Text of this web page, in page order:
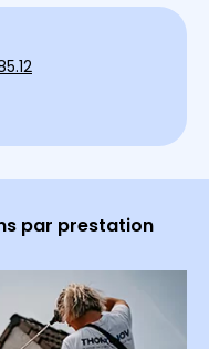
par prestation